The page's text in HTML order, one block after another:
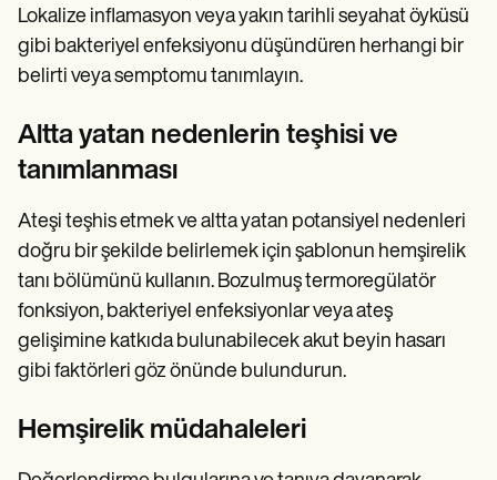
Lokalize inflamasyon veya yakın tarihli seyahat öyküsü
gibi bakteriyel enfeksiyonu düşündüren herhangi bir
belirti veya semptomu tanımlayın.
Altta yatan nedenlerin teşhisi ve
tanımlanması
Ateşi teşhis etmek ve altta yatan potansiyel nedenleri
doğru bir şekilde belirlemek için şablonun hemşirelik
tanı bölümünü kullanın. Bozulmuş termoregülatör
fonksiyon, bakteriyel enfeksiyonlar veya ateş
gelişimine katkıda bulunabilecek akut beyin hasarı
gibi faktörleri göz önünde bulundurun.
Hemşirelik müdahaleleri